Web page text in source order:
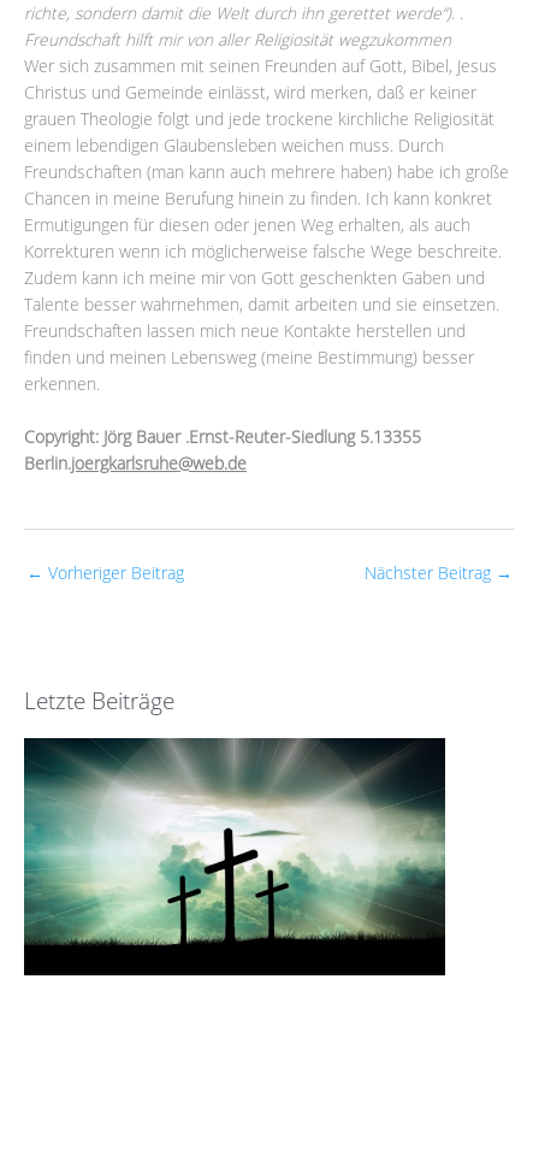
richte, sondern damit die Welt durch ihn gerettet werde“). .
Freundschaft hilft mir von aller Religiosität wegzukommen
Wer sich zusammen mit seinen Freunden auf Gott, Bibel, Jesus
Christus und Gemeinde einlässt, wird merken, daß er keiner
grauen Theologie folgt und jede trockene kirchliche Religiosität
einem lebendigen Glaubensleben weichen muss. Durch
Freundschaften (man kann auch mehrere haben) habe ich große
Chancen in meine Berufung hinein zu finden. Ich kann konkret
Ermutigungen für diesen oder jenen Weg erhalten, als auch
Korrekturen wenn ich möglicherweise falsche Wege beschreite.
Zudem kann ich meine mir von Gott geschenkten Gaben und
Talente besser wahrnehmen, damit arbeiten und sie einsetzen.
Freundschaften lassen mich neue Kontakte herstellen und
finden und meinen Lebensweg (meine Bestimmung) besser
erkennen.
Copyright: Jörg Bauer .Ernst-Reuter-Siedlung 5.13355
Berlin.joergkarlsruhe@web.de
← Vorheriger Beitrag Nächster Beitrag →
Letzte Beiträge